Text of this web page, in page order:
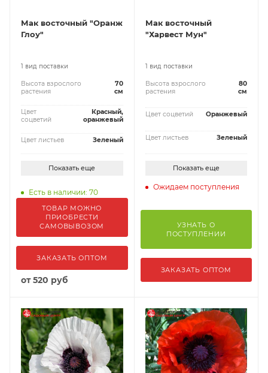
Мак восточный "Оранж
Глоу"
1 вид поставки
Высота взрослого
растения
70
см
Цвет
соцветий
Красный,
оранжевый
Цвет листьев Зеленый
Показать еще
Есть в наличии: 70
ТОВАР МОЖНО
ПРИОБРЕСТИ
САМОВЫВОЗОМ
ЗАКАЗАТЬ ОПТОМ
от520 руб
Мак восточный
"Харвест Мун"
1 вид поставки
Высота взрослого
растения
80
см
Цвет соцветий Оранжевый
Цвет листьев Зеленый
Показать еще
Ожидаем поступления
УЗНАТЬ О
ПОСТУПЛЕНИИ
ЗАКАЗАТЬ ОПТОМ